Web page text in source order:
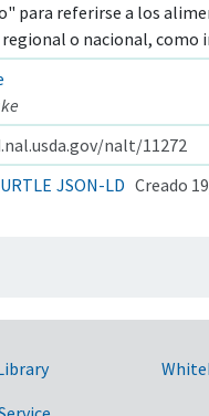
para referirse a los
o nacional, como
nalt/11272
JSON-LD Creado